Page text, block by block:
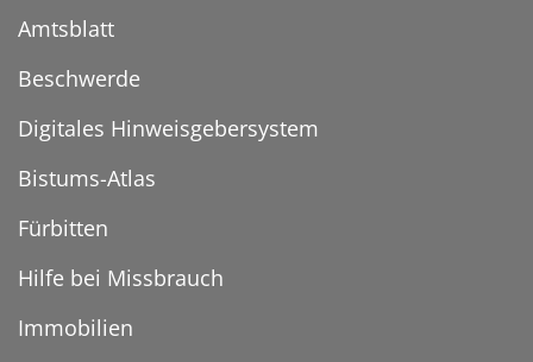
Amtsblatt
Beschwerde
Digitales Hinweisgebersystem
Bistums-Atlas
Fürbitten
Hilfe bei Missbrauch
Immobilien